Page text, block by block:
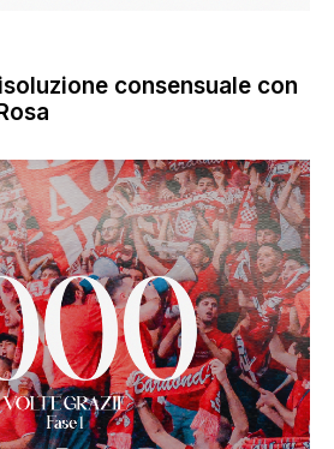
consensuale con